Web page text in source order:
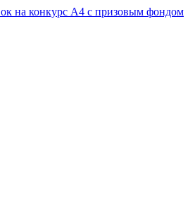
на конкурс А4 с призовым фондом